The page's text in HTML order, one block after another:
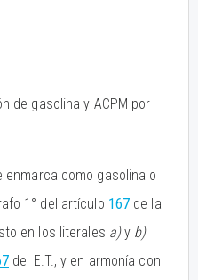
de gasolina y ACPM por
enmarca como gasolina o
1° del artículo 167 de la
en los literales a)y b)
del E.T., y en armonía con